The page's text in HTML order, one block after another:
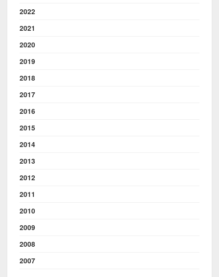
2022
2021
2020
2019
2018
2017
2016
2015
2014
2013
2012
2011
2010
2009
2008
2007